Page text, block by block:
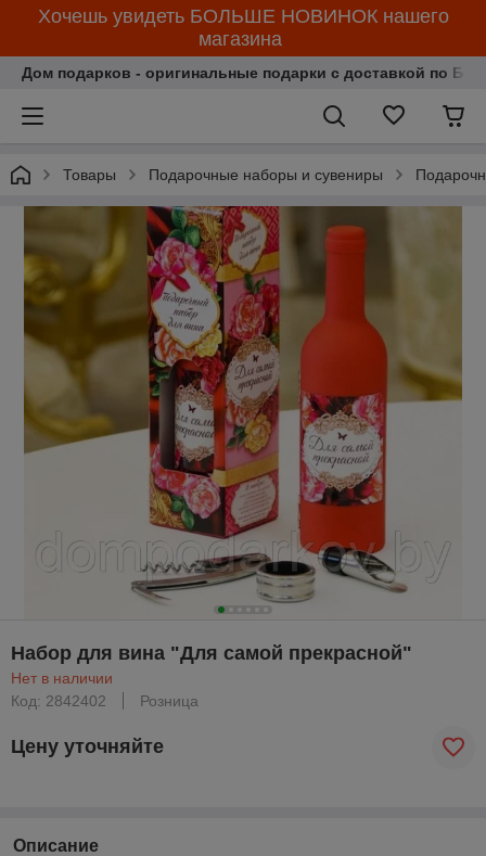
Хочешь увидеть БОЛЬШЕ НОВИНОК нашего
магазина
Дом подарков - оригинальные подарки с доставкой по
Товары Подарочные наборы и сувениры
Набор для вина "Для самой прекрасной"
Нет в наличии
Код: 2842402
Розница
Цену уточняйте
Описание